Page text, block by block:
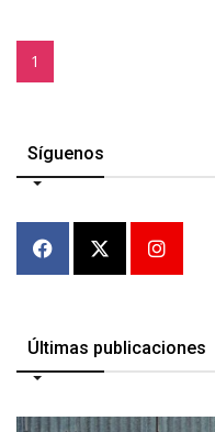
1
Síguenos
Últimas publicaciones